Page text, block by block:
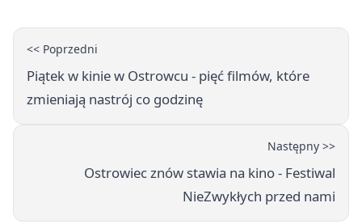
<< Poprzedni
Piątek w kinie w Ostrowcu - pięć filmów, które
zmieniają nastrój co godzinę
Następny >>
Ostrowiec znów stawia na kino - Festiwal
NieZwykłych przed nami